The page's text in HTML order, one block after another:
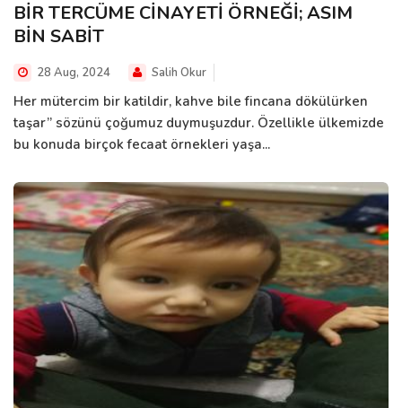
BİR TERCÜME CİNAYETİ ÖRNEĞİ; ASIM
BİN SABİT
28 Aug, 2024 Salih Okur
Her mütercim bir katildir, kahve bile fincana dökülürken
taşar” sözünü çoğumuz duymuşuzdur. Özellikle ülkemizde
bu konuda birçok fecaat örnekleri yaşa...